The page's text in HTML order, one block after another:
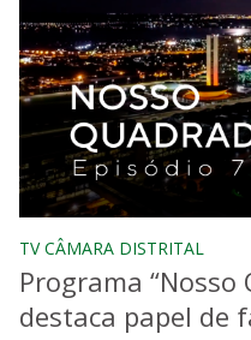
TV CÂMARA DISTRITAL
Programa “Nosso
destaca papel de